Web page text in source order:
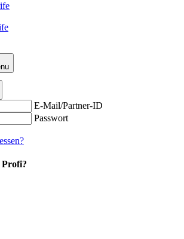
E-Mail/Partner-ID
Passwort
Profi?